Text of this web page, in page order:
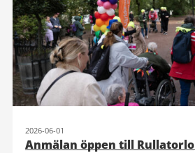
2026-06-01
Anmälan öppen till